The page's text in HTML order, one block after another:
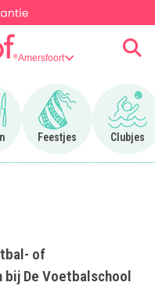
Amersfoort
naar Uit eten
Feestjes
Ga naar Feestjes
Clubjes
Ga
of
bij De Voetbalschool